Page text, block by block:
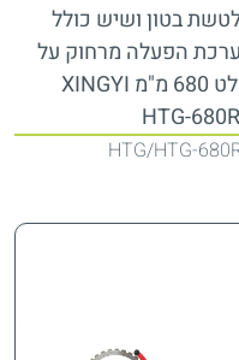
בטון ושיש כולל
הפעלה מרחוק על
שלט 680 מ"מ XINGYI
HTG-
HTG-
HTG